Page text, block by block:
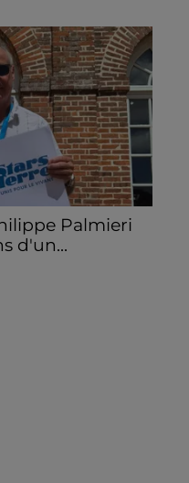
Palmieri
d'un...
la première
du 18 au 20